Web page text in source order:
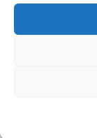
Harju-,